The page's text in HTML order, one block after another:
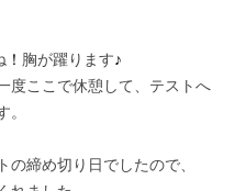
！ 胸が躍ります♪
度ここで休憩して、テストへ
。
締め切り日でしたので、